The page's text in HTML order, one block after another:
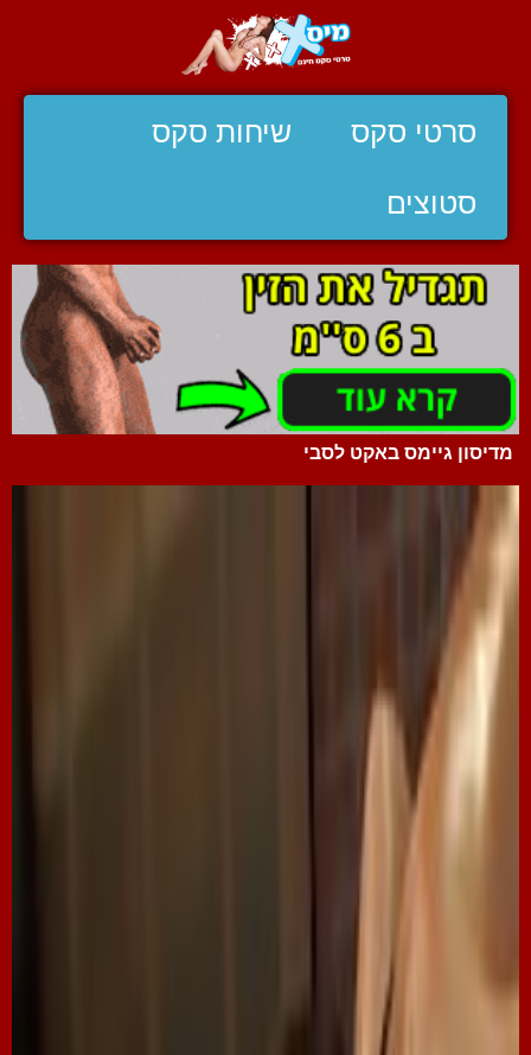
סרטי סקס שיחות סקס
סטוצים
מדיסון גיימס באקט לסבי